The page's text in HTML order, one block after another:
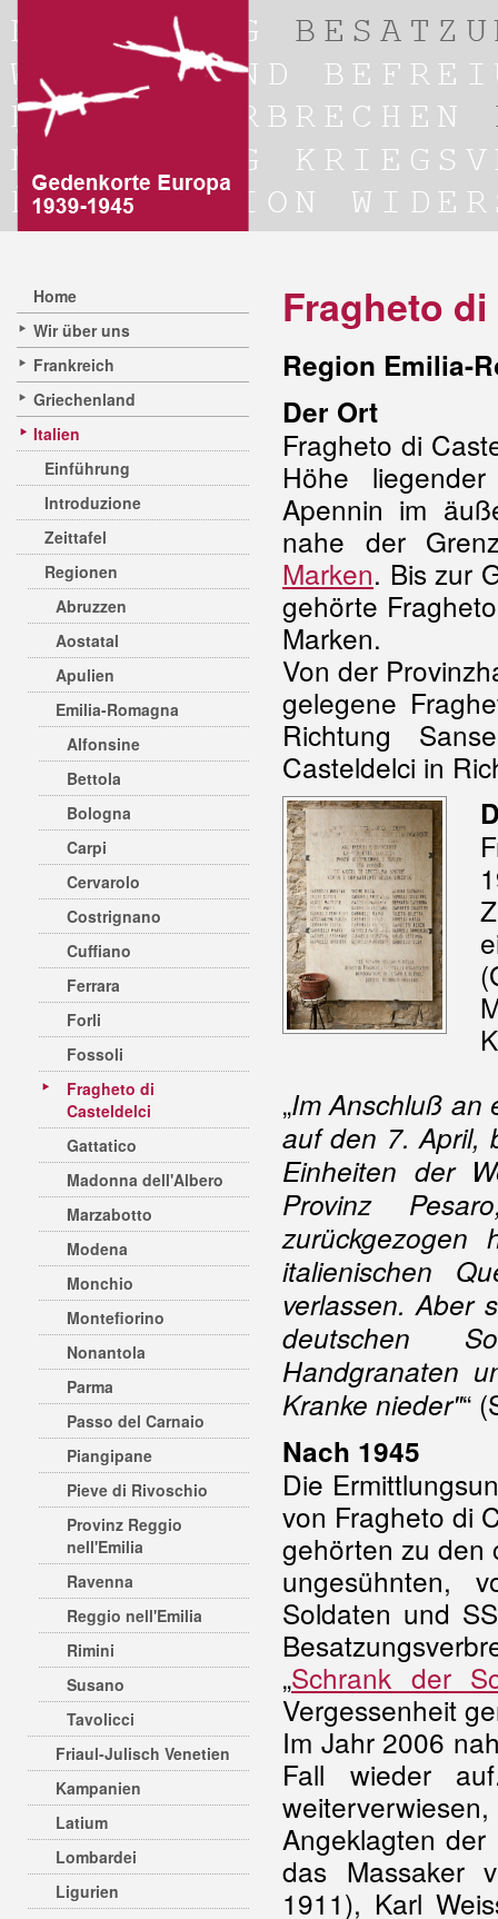
Home
Wir über uns
Frankreich
Griechenland
Italien
Einführung
Introduzione
Zeittafel
Regionen
Abruzzen
Aostatal
Apulien
Emilia-Romagna
Alfonsine
Bettola
Bologna
Carpi
Cervarolo
Costrignano
Cuffiano
Ferrara
Forli
Fossoli
Fragheto di
Casteldelci
Gattatico
Madonna dell'Albero
Marzabotto
Modena
Monchio
Montefiorino
Nonantola
Parma
Passo del Carnaio
Piangipane
Pieve di Rivoschio
Provinz Reggio
nell'Emilia
Ravenna
Reggio nell'Emilia
Rimini
Susano
Tavolicci
Friaul-Julisch Venetien
Kampanien
Latium
Lombardei
Ligurien
Fragheto
Region Emilia-
Der Ort
Fragheto di
Höhe
Apennin im
nahe der
Marken. Bis zur
gehörte
Marken.
Von der
gelegene
Richtung
Casteldelci in
„Im Anschluß an
auf den 7. April,
Einheiten der
Provinz
zurückgezogen
italienischen
verlassen. Aber
deutschen
Handgranaten
Kranke nieder"“
Nach 1945
Die
von Fragheto di
gehörten zu den
ungesühnten,
Soldaten und
„Schrank der
Vergessenheit
Im Jahr 2006
Fall wieder
Angeklagten
das Massaker
1911), Karl